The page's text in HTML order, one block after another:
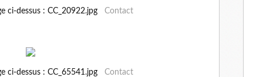
ci-dessus : CC_20922.jpg Contact
ci-dessus : CC_65541.jpg Contact